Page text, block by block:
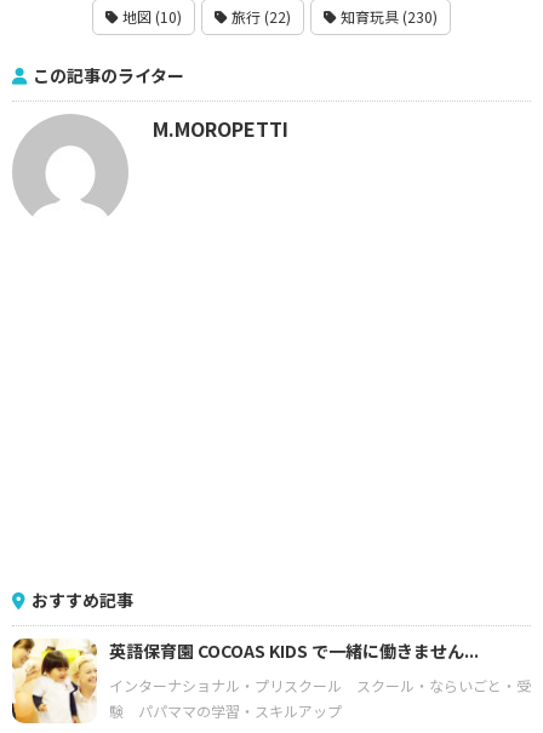
地図 (10) 旅行 (22) 知育玩具 (230)
この記事のライター
M.MOROPETTI
おすすめ記事
英語保育園 COCOAS KIDS で一緒に働きません...
インターナショナル・プリスクール
スクール・ならいごと・受
験
パパママの学習・スキルアップ